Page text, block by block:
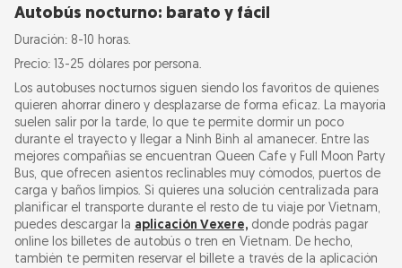
Autobús nocturno: barato y fácil
Duración: 8-10 horas.
Precio: 13-25 dólares por persona.
Los autobuses nocturnos siguen siendo los favoritos de quienes
quieren ahorrar dinero y desplazarse de forma eficaz. La mayoría
suelen salir por la tarde, lo que te permite dormir un poco
durante el trayecto y llegar a Ninh Binh al amanecer. Entre las
mejores compañías se encuentran Queen Cafe y Full Moon Party
Bus, que ofrecen asientos reclinables muy cómodos, puertos de
carga y baños limpios. Si quieres una solución centralizada para
planificar el transporte durante el resto de tu viaje por Vietnam,
puedes descargar la aplicación Vexere, donde podrás pagar
online los billetes de autobús o tren en Vietnam. De hecho,
también te permiten reservar el billete a través de la aplicación